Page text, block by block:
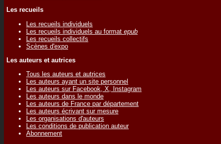
Les recueils
Les recueils individuels
Les recueils individuels au format epub
Les recueils collectifs
Scènes d'expo
Les auteurs et autrices
Tous les auteurs et autrices
Les auteurs ayant un site personnel
Les auteurs sur Facebook, X, Instagram
Les auteurs dans le monde
Les auteurs de France par département
Les auteurs écrivant sur mesure
Les organisations d'auteurs
Les conditions de publication auteur
Abonnement